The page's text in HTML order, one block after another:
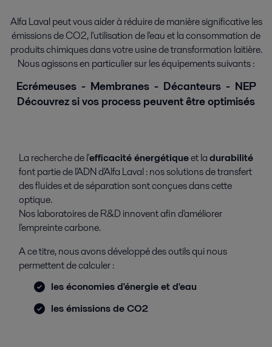
Alfa Laval peut vous aider à réduire de manière significative les
émissions de CO2, l'utilisation de l'eau et la consommation de
produits chimiques dans votre usine de transformation laitière.
Nous agissons en particulier sur les équipements suivants :
Ecrémeuses - Membranes - Décanteurs - NEP
Découvrez si vos process peuvent être optimisés
La recherche de l'efficacité énergétiqueet ladurabilité
font partie de l'ADN d'Alfa Laval : nos solutions de transfert
des fluides et de séparation sont conçues dans cette
optique.
Nos laboratoires de R&D innovent afin d'améliorer
l'empreinte carbone.
A ce titre, nous avons développé des outils qui nous
permettent de calculer :
les économies d'énergie et d'eau
les émissions de CO2